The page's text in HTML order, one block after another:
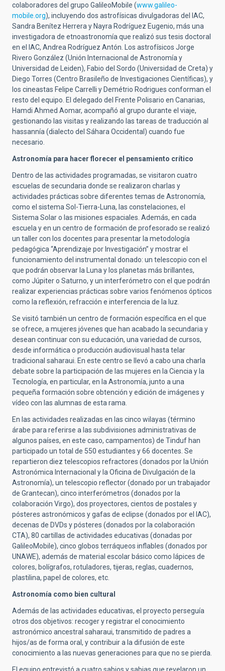
colaboradores del grupo GalileoMobile (www.galileo-
mobile.org), incluyendo dos astrofísicas divulgadoras del IAC,
Sandra Benítez Herrera y Nayra Rodríguez Eugenio, más una
investigadora de etnoastronomía que realizó sus tesis doctoral
en el IAC, Andrea Rodríguez Antón. Los astrofísicos Jorge
Rivero González (Unión Internacional de Astronomía y
Universidad de Leiden), Fabio del Sordo (Universidad de Creta) y
Diego Torres (Centro Brasileño de Investigaciones Científicas), y
los cineastas Felipe Carrelli y Demétrio Rodrigues conforman el
resto del equipo. El delegado del Frente Polisario en Canarias,
Hamdi Ahmed Aomar, acompañó al grupo durante el viaje,
gestionando las visitas y realizando las tareas de traducción al
hassannía (dialecto del Sáhara Occidental) cuando fue
necesario.
Astronomía para hacer florecer el pensamiento crítico
Dentro de las actividades programadas, se visitaron cuatro
escuelas de secundaria donde se realizaron charlas y
actividades prácticas sobre diferentes temas de Astronomía,
como el sistema Sol-Tierra-Luna, las constelaciones, el
Sistema Solar o las misiones espaciales. Además, en cada
escuela y en un centro de formación de profesorado se realizó
un taller con los docentes para presentar la metodología
pedagógica “Aprendizaje por Investigación” y mostrar el
funcionamiento del instrumental donado: un telescopio con el
que podrán observar la Luna y los planetas más brillantes,
como Júpiter o Saturno, y un interferómetro con el que podrán
realizar experiencias prácticas sobre varios fenómenos ópticos
como la reflexión, refracción e interferencia de la luz.
Se visitó también un centro de formación específica en el que
se ofrece, a mujeres jóvenes que han acabado la secundaria y
desean continuar con su educación, una variedad de cursos,
desde informática o producción audiovisual hasta telar
tradicional saharaui. En este centro se llevó a cabo una charla
debate sobre la participación de las mujeres en la Ciencia y la
Tecnología, en particular, en la Astronomía, junto a una
pequeña formación sobre obtención y edición de imágenes y
vídeo con las alumnas de esta rama.
En las actividades realizadas en las cinco wilayas (término
árabe para referirse a las subdivisiones administrativas de
algunos países, en este caso, campamentos) de Tinduf han
participado un total de 550 estudiantes y 66 docentes. Se
repartieron diez telescopios refractores (donados por la Unión
Astronómica Internacional y la Oficina de Divulgación de la
Astronomía), un telescopio reflector (donado por un trabajador
de Grantecan), cinco interferómetros (donados por la
colaboración Virgo), dos proyectores, cientos de postales y
pósteres astronómicos y gafas de eclipse (donados por el IAC),
decenas de DVDs y pósteres (donados por la colaboración
CTA), 80 cartillas de actividades educativas (donadas por
GalileoMobile), cinco globos terráqueos inflables (donados por
UNAWE), además de material escolar básico como lápices de
colores, bolígrafos, rotuladores, tijeras, reglas, cuadernos,
plastilina, papel de colores, etc.
Astronomía como bien cultural
Además de las actividades educativas, el proyecto perseguía
otros dos objetivos: recoger y registrar el conocimiento
astronómico ancestral saharaui, transmitido de padres a
hijos/as de forma oral, y contribuir a la difusión de este
conocimiento a las nuevas generaciones para que no se pierda.
El equipo entrevistó a cuatro sabios y sabias que revelaron un